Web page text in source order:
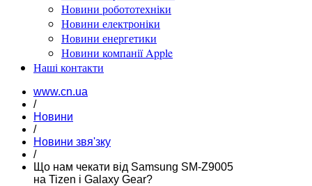
Новини робототехніки
Новини електроніки
Новини енергетики
Новини компанії Apple
Наші контакти
www.cn.ua
/
Новини
/
Новини звя'зку
/
Що нам чекати від Samsung SM-Z9005
на Tizen і Galaxy Gear?